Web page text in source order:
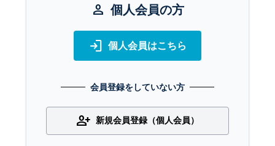
person 個人会員の方
login 個人会員はこちら
会員登録をしていない方
person_add 新規会員登録（個人会員）